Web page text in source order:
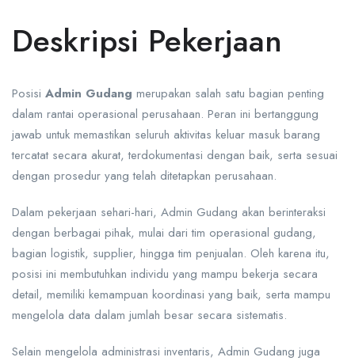
Deskripsi Pekerjaan
Posisi Admin Gudang merupakan salah satu bagian penting
dalam rantai operasional perusahaan. Peran ini bertanggung
jawab untuk memastikan seluruh aktivitas keluar masuk barang
tercatat secara akurat, terdokumentasi dengan baik, serta sesuai
dengan prosedur yang telah ditetapkan perusahaan.
Dalam pekerjaan sehari-hari, Admin Gudang akan berinteraksi
dengan berbagai pihak, mulai dari tim operasional gudang,
bagian logistik, supplier, hingga tim penjualan. Oleh karena itu,
posisi ini membutuhkan individu yang mampu bekerja secara
detail, memiliki kemampuan koordinasi yang baik, serta mampu
mengelola data dalam jumlah besar secara sistematis.
Selain mengelola administrasi inventaris, Admin Gudang juga